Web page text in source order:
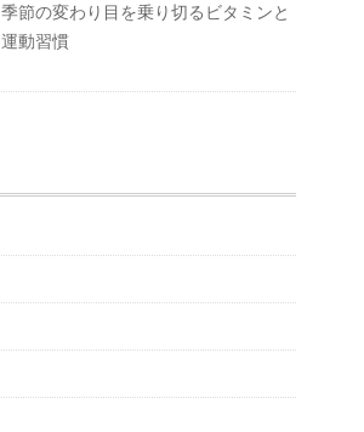
季節の変わり目を乗り切るビタミンと
運動習慣